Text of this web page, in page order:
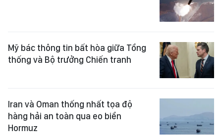
Mỹ bác thông tin bất hòa giữa Tổng
thống và Bộ trưởng Chiến tranh
Iran và Oman thống nhất tọa độ
hàng hải an toàn qua eo biển
Hormuz